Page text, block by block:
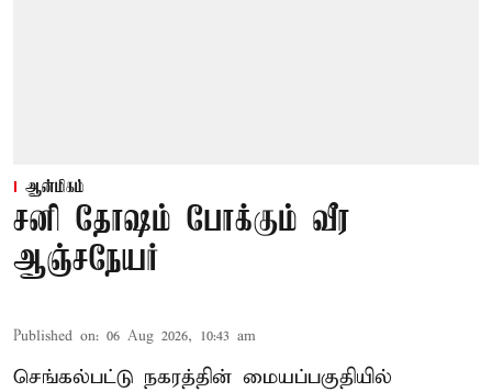
ஆன்மிகம்
சனி தோஷம் போக்கும் வீர
ஆஞ்சநேயர்
Published on: 06 Aug 2026, 10:43 am
செங்கல்பட்டு நகரத்தின் மையப்பகுதியில்